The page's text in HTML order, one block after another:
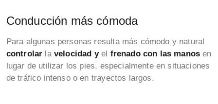
Conducción más cómoda
Para algunas personas resulta más cómodo y natural
controlar lavelocidad yel frenado con las manosen
lugar de utilizar los pies, especialmente en situaciones
de tráfico intenso o en trayectos largos.